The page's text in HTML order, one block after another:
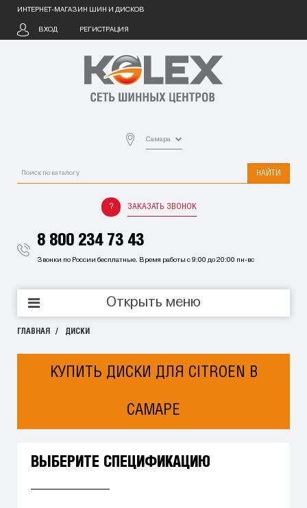
ИНТЕРНЕТ-МАГАЗИН ШИН И ДИСКОВ
ВХОД РЕГИСТРАЦИЯ
Самара
НАЙТИ
ЗАКАЗАТЬ ЗВОНОК
8 800 234 73 43
Звонки по России бесплатные. Время работы с 9:00 до 20:00 пн-вс
Открыть меню
ГЛАВНАЯ ДИСКИ
КУПИТЬ ДИСКИ ДЛЯ CITROEN В
САМАРЕ
ВЫБЕРИТЕ СПЕЦИФИКАЦИЮ